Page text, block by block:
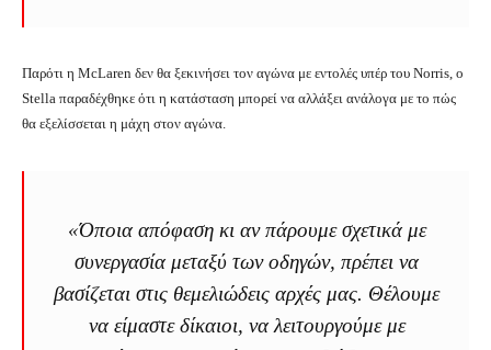
Παρότι η McLaren δεν θα ξεκινήσει τον αγώνα με εντολές υπέρ του Norris, ο
Stella παραδέχθηκε ότι η κατάσταση μπορεί να αλλάξει ανάλογα με το πώς
θα εξελίσσεται η μάχη στον αγώνα.
«Όποια απόφαση κι αν πάρουμε σχετικά με
συνεργασία μεταξύ των οδηγών, πρέπει να
βασίζεται στις θεμελιώδεις αρχές μας. Θέλουμε
να είμαστε δίκαιοι, να λειτουργούμε με